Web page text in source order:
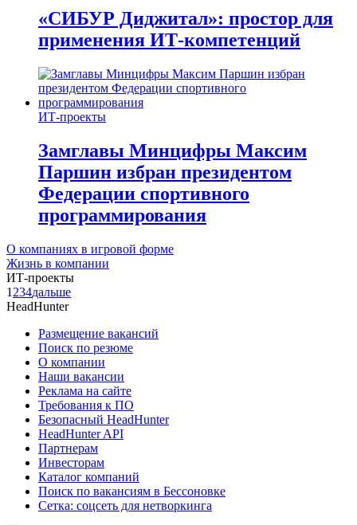
«СИБУР Диджитал»: простор для
применения ИТ-компетенций
ИТ-проекты
Замглавы Минцифры Максим
Паршин избран президентом
Федерации спортивного
программирования
О компаниях в игровой форме
Жизнь в компании
ИТ-проекты
1 234дальше
HeadHunter
Размещение вакансий
Поиск по резюме
О компании
Наши вакансии
Реклама на сайте
Требования к ПО
Безопасный HeadHunter
HeadHunter API
Партнерам
Инвесторам
Каталог компаний
Поиск по вакансиям в Бессоновке
Сетка: соцсеть для нетворкинга